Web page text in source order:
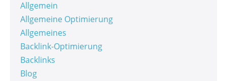
Allgemein
Allgemeine Optimierung
Allgemeines
Backlink-Optimierung
Backlinks
Blog